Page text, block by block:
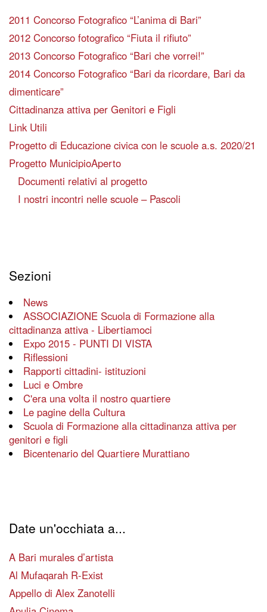
2011 Concorso Fotografico “L’anima di Bari”
2012 Concorso fotografico “Fiuta il rifiuto”
2013 Concorso Fotografico “Bari che vorrei!”
2014 Concorso Fotografico “Bari da ricordare, Bari da
dimenticare”
Cittadinanza attiva per Genitori e Figli
Link Utili
Progetto di Educazione civica con le scuole a.s. 2020/21
Progetto MunicipioAperto
Documenti relativi al progetto
I nostri incontri nelle scuole – Pascoli
Sezioni
News
ASSOCIAZIONE Scuola di Formazione alla
cittadinanza attiva - Libertiamoci
Expo 2015 - PUNTI DI VISTA
Riflessioni
Rapporti cittadini- istituzioni
Luci e Ombre
C'era una volta il nostro quartiere
Le pagine della Cultura
Scuola di Formazione alla cittadinanza attiva per
genitori e figli
Bicentenario del Quartiere Murattiano
Date un'occhiata a...
A Bari murales d’artista
Al Mufaqarah R-Exist
Appello di Alex Zanotelli